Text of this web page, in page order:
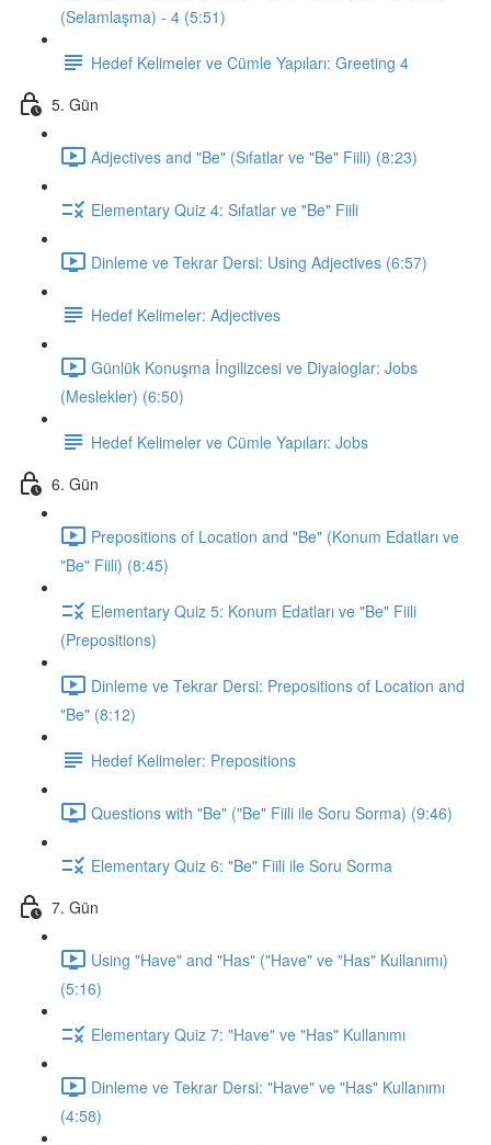
(Selamlaşma) - 4 (5:51)
Hedef Kelimeler ve Cümle Yapıları: Greeting 4
5. Gün
Adjectives and "Be" (Sıfatlar ve "Be" Fiili) (8:23)
Elementary Quiz 4: Sıfatlar ve "Be" Fiili
Dinleme ve Tekrar Dersi: Using Adjectives (6:57)
Hedef Kelimeler: Adjectives
Günlük Konuşma İngilizcesi ve Diyaloglar: Jobs
(Meslekler) (6:50)
Hedef Kelimeler ve Cümle Yapıları: Jobs
6. Gün
Prepositions of Location and "Be" (Konum Edatları ve
"Be" Fiili) (8:45)
Elementary Quiz 5: Konum Edatları ve "Be" Fiili
(Prepositions)
Dinleme ve Tekrar Dersi: Prepositions of Location and
"Be" (8:12)
Hedef Kelimeler: Prepositions
Questions with "Be" ("Be" Fiili ile Soru Sorma) (9:46)
Elementary Quiz 6: "Be" Fiili ile Soru Sorma
7. Gün
Using "Have" and "Has" ("Have" ve "Has" Kullanımı)
(5:16)
Elementary Quiz 7: "Have" ve "Has" Kullanımı
Dinleme ve Tekrar Dersi: "Have" ve "Has" Kullanımı
(4:58)